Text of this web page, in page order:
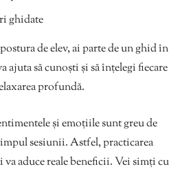
ghidate
de elev, ai parte de un ghid în
ajuta să cunoști și să înțelegi fiecare
profundă.
și emoțiile sunt greu de
sesiunii. Astfel, practicarea
aduce reale beneficii. Vei simți cu